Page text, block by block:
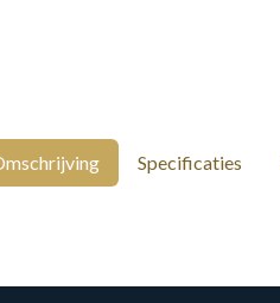
Specificaties